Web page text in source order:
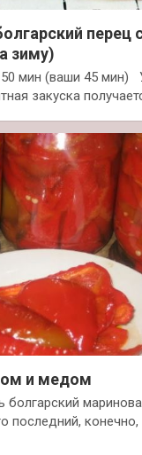
перец
зиму)
мин (ваши 45 мин)
закуска
и медом
болгарский
последний,